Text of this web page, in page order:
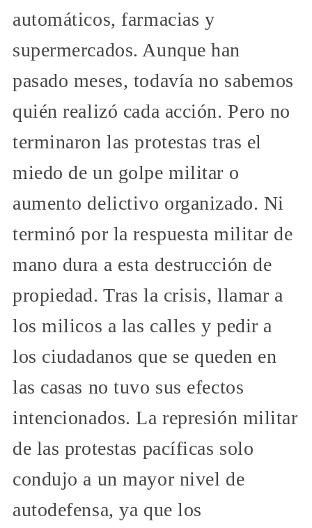
automáticos, farmacias y
supermercados. Aunque han
pasado meses, todavía no sabemos
quién realizó cada acción. Pero no
terminaron las protestas tras el
miedo de un golpe militar o
aumento delictivo organizado. Ni
terminó por la respuesta militar de
mano dura a esta destrucción de
propiedad. Tras la crisis, llamar a
los milicos a las calles y pedir a
los ciudadanos que se queden en
las casas no tuvo sus efectos
intencionados. La represión militar
de las protestas pacíficas solo
condujo a un mayor nivel de
autodefensa, ya que los